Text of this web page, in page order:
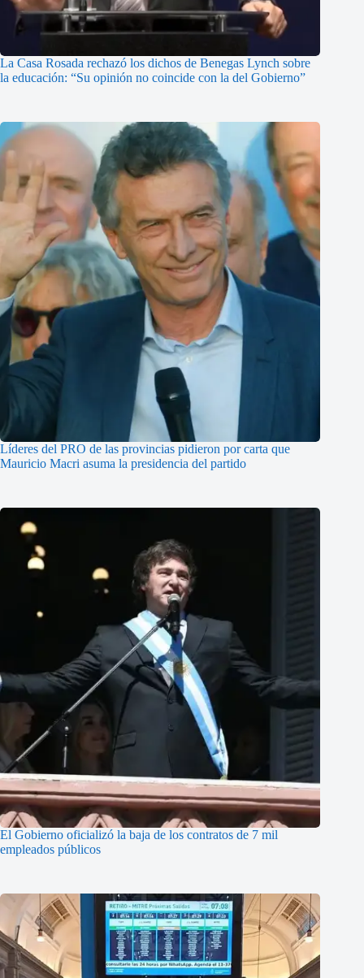
La Casa Rosada rechazó los dichos de Benegas Lynch sobre
la educación: “Su opinión no coincide con la del Gobierno”
Líderes del PRO de las provincias pidieron por carta que
Mauricio Macri asuma la presidencia del partido
El Gobierno oficializó la baja de los contratos de 7 mil
empleados públicos